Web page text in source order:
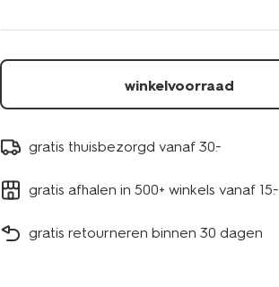
zacht-
winkelvoorraad
gratis thuisbezorgd vanaf 30.-
gratis afhalen in 500+ winkels vanaf 15.-
gratis retourneren binnen 30 dagen